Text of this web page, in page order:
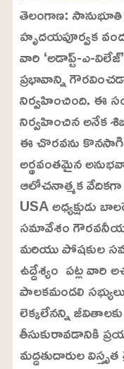
తెలంగాణ: సానుభూతి
హృదయపూర్వక
వారి ‘అడాప్ట్-ఎ-
ప్రభావాన్ని
నిర్వహించింది. ఈ
నిర్వహించిన అనేక
ఈ చొరవను
అర్థవంతమైన
ఆలోచనాత్మక
USA అధ్యక్షుడు
సమావేశం
మరియు పోషకుల
ఉద్దేశ్యం పట్ల
పాలకమండలి
లెక్కలేనన్ని
తీసుకురావడానికి
మద్దతుదారుల